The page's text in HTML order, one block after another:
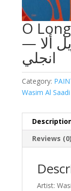
O
— ألا أيها الليل الطويل ألا
انجلي
Category:
Wasim Al Saadi
Reviews (0)
Artist: